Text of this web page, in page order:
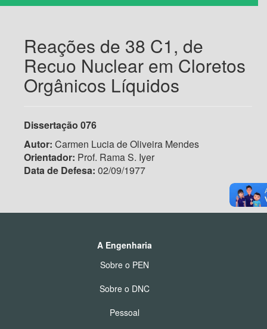
Reações de 38 C1, de
Recuo Nuclear em Cloretos
Orgânicos Líquidos
Dissertação 076
Autor: Carmen Lucia de Oliveira Mendes
Orientador: Prof. Rama S. Iyer
Data de Defesa: 02/09/1977
A Engenharia
Sobre o PEN
Sobre o DNC
Pessoal